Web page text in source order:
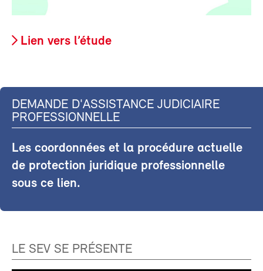
Lien vers l’étude
DEMANDE D'ASSISTANCE JUDICIAIRE
PROFESSIONNELLE
Les coordonnées et la procédure actuelle
de protection juridique professionnelle
sous ce lien.
LE SEV SE PRÉSENTE